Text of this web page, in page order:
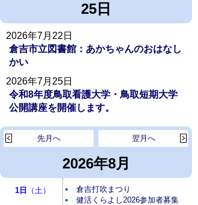
25日
2026年7月22日
倉吉市立図書館：あかちゃんのおはなし
かい
2026年7月25日
令和8年度鳥取看護大学・鳥取短期大学
公開講座を開催します。
2026年8月
翌月へ
先月へ
1日 （土）
倉吉打吹まつり
健活くらよし2026参加者募集